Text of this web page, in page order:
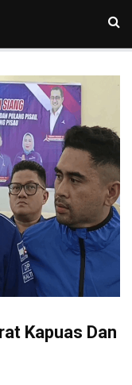
Kapuas Dan